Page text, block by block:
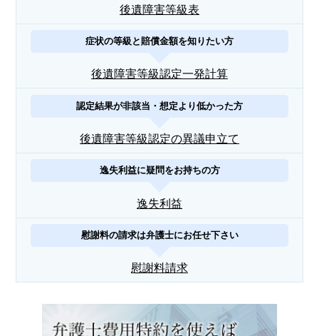
後遺障害等級表
症状の等級と賠償金額を知りたい方
後遺障害等級認定一発計算
認定結果が非該当・想定より低かった方
後遺障害等級認定の異議申立て
逸失利益に疑問をお持ちの方
逸失利益
慰謝料の請求は弁護士にお任せ下さい
慰謝料請求